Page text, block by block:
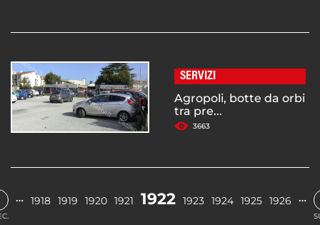
SERVIZI
Agropoli, botte da orbi
tra pre...
3663
… 1918 1919 1920 1921 1922 1923 1924 1925 1926 …